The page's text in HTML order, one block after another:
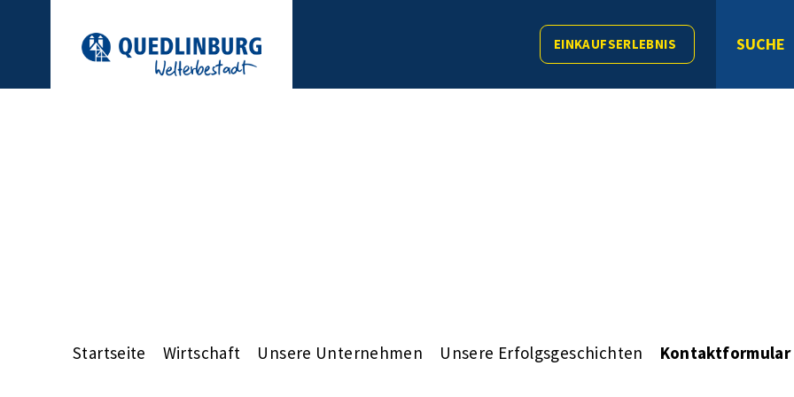
EINKAUFSERLEBNIS SUCHE
Startseite Wirtschaft Unsere Unternehmen Unsere Erfolgsgeschichten Kontaktformular